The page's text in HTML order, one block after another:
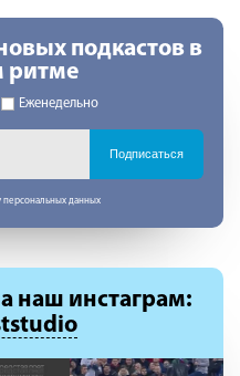
подкастов в
ритме
Еженедельно
Подписаться
персональных данных
наш инстаграм: